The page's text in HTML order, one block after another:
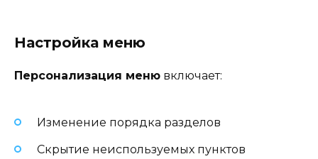
Настройка меню
Персонализация меню включает:
Изменение порядка разделов
Скрытие неиспользуемых пунктов